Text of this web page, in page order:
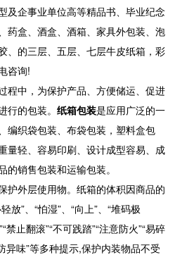
及企事业单位高等精品书、毕业纪念
药盒、酒盒、酒箱、家具外包装、泡
、的三层、五层、七层牛皮纸箱，彩
咨询!
程中，为保护产品、方便储运、促进
的包装。 纸箱包装是应用广泛的一
编织袋包装、布袋包装，塑料盒包
量轻、容易印刷、设计成型容易、成
销售包装和运输包装。
护外层使用物。纸箱的体积因商品的
放”、“怕湿”、“向上”、“堆码极
禁止翻滚”“不可践踏”“注意防火”“易碎
异味”等多种提示,保护内装物品不受